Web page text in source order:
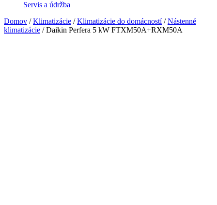
Servis a údržba
Domov /Klimatizácie /Klimatizácie do domácností/Nástenné
klimatizácie / Daikin Perfera 5 kW FTXM50A+RXM50A